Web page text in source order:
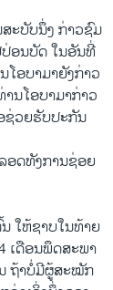
ະບັບ​ນຶ່ງ ​ກ່າວຊົມ​
ອນ​ບັດ ​ໃນ​ອັນ​ທີ່​
ໂອ​ບາ​ມາ​ຍັງ​ກ່າວ​
ນໂອບາມາກ່າວ
ຊ່ວຍ​ຮັບປະກັນ
ອດທັງການຊ່ອຍ
ໃຫ້ຊາບໃນທ້າຍ
ເດືອນພຶດສະພາ
ຖ້າບໍ່​ມີຜູ້ສະໝັກ